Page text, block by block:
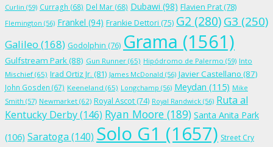
Curlin (59) Curragh (68) Del Mar (68) Dubawi (98) Flavien Prat (78)
Flemington (56) Frankel (94) Frankie Dettori (75) G2 (280)G3 (250)
Galileo (168) Godolphin (76) Grama (1561)
Gulfstream Park(88) Gun Runner (65) Hipódromo de Palermo (59) Into
Mischief (65) Irad Ortiz Jr. (81) James McDonald (56) Javier Castellano (87)
John Gosden (67) Keeneland (65) Longchamp (56) Meydan (115) Mike
Smith (57) Newmarket (62) Royal Ascot (74) Royal Randwick (56) Ruta al
Kentucky Derby(146) Ryan Moore (189) Santa Anita Park
(106) Saratoga (140) Solo G1 (1657) Street Cry